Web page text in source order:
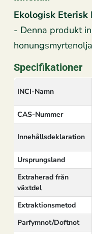
Ekologisk
- Denna produkt
Specifikationer
INCI-Namn
CAS-Nummer
Innehållsdeklaration
Ursprungsland
Extraherad från
växtdel
Extraktionsmetod
Parfymnot/Doftnot